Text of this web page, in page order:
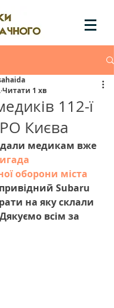
112-ї
Києва
Читати 1 хв
медикам вже
оборони міста
Subaru
на яку склали
всім за